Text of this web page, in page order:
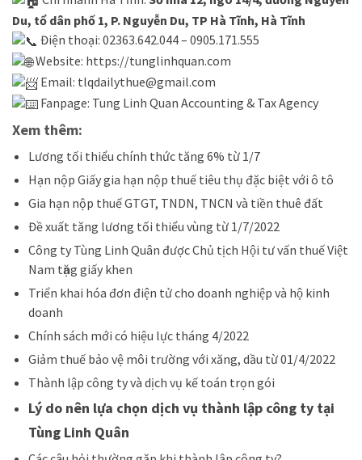
Du, tổ dân phố 1, P. Nguyễn Du, TP Hà Tĩnh, Hà Tĩnh
Điện thoại: 02363.642.044 – 0905.171.555
Website: https://tunglinhquan.com
Email: tlqdailythue@gmail.com
Fanpage: Tung Linh Quan Accounting & Tax Agency
Xem thêm:
Lương tối thiểu chính thức tăng 6% từ 1/7
Hạn nộp Giấy gia hạn nộp thuế tiêu thụ đặc biệt với ô tô
Gia hạn nộp thuế GTGT, TNDN, TNCN và tiền thuê đất
Đề xuất tăng lương tối thiểu vùng từ 1/7/2022
Công ty Tùng Linh Quân được Chủ tịch Hội tư vấn thuế Việt
Nam tặng giấy khen
Triển khai hóa đơn điện tử cho doanh nghiệp và hộ kinh
doanh
Chính sách mới có hiệu lực tháng 4/2022
Giảm thuế bảo vệ môi trường với xăng, dầu từ 01/4/2022
Thành lập công ty và dịch vụ kế toán trọn gói
Lý do nên lựa chọn dịch vụ thành lập công ty tại
Tùng Linh Quân